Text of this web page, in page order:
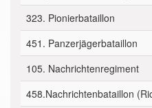
323. Pionierbataillon
451. Panzerjägerbataillon
105. Nachrichtenregiment
458.Nachrichtenbataillon